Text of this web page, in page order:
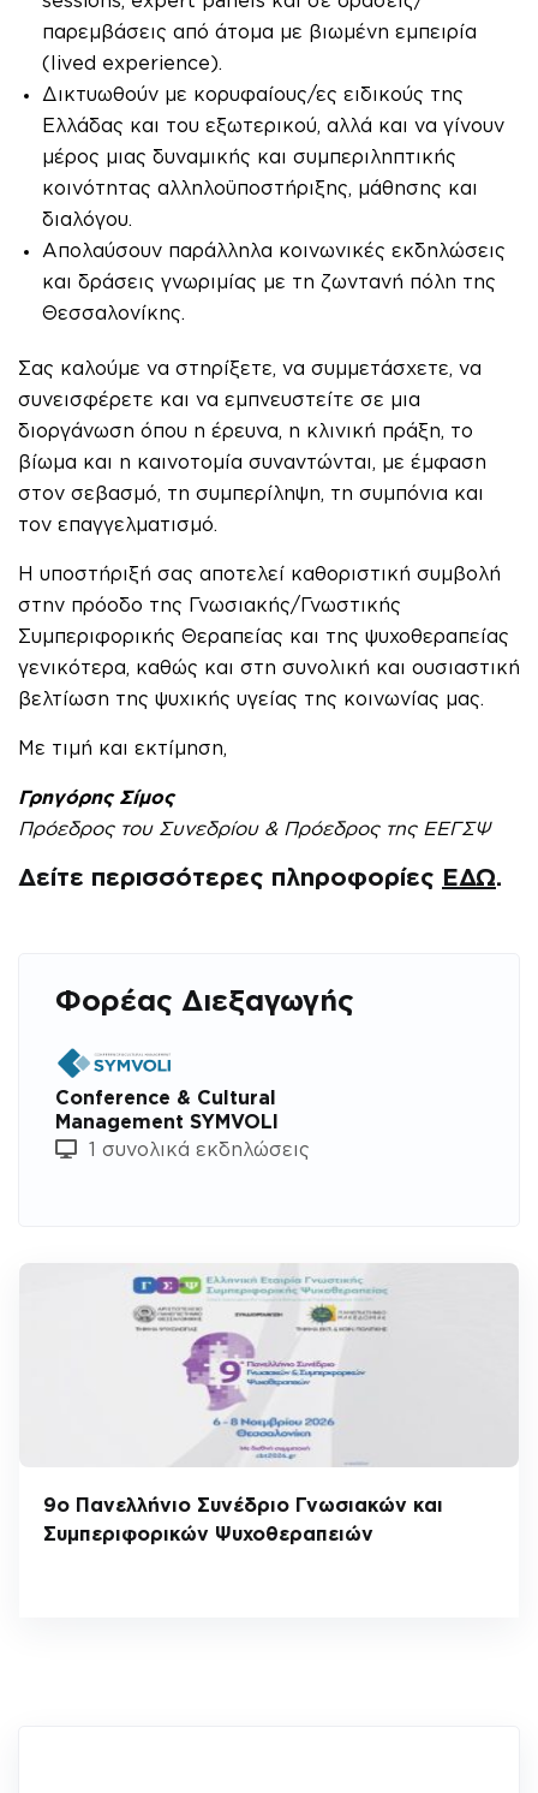
παρεμβάσεις από άτομα με βιωμένη εμπειρία
(lived experience).
Δικτυωθούν με κορυφαίους/ες ειδικούς της
Ελλάδας και του εξωτερικού, αλλά και να γίνουν
μέρος μιας δυναμικής και συμπεριληπτικής
κοινότητας αλληλοϋποστήριξης, μάθησης και
διαλόγου.
Απολαύσουν παράλληλα κοινωνικές εκδηλώσεις
και δράσεις γνωριμίας με τη ζωντανή πόλη της
Θεσσαλονίκης.
Σας καλούμε να στηρίξετε, να συμμετάσχετε, να
συνεισφέρετε και να εμπνευστείτε σε μια
διοργάνωση όπου η έρευνα, η κλινική πράξη, το
βίωμα και η καινοτομία συναντώνται, με έμφαση
στον σεβασμό, τη συμπερίληψη, τη συμπόνια και
τον επαγγελματισμό.
Η υποστήριξή σας αποτελεί καθοριστική συμβολή
στην πρόοδο της Γνωσιακής/Γνωστικής
Συμπεριφορικής Θεραπείας και της ψυχοθεραπείας
γενικότερα, καθώς και στη συνολική και ουσιαστική
βελτίωση της ψυχικής υγείας της κοινωνίας μας.
Με τιμή και εκτίμηση,
Γρηγόρης Σίμος
Πρόεδρος του Συνεδρίου & Πρόεδρος της ΕΕΓΣΨ
Δείτε περισσότερες πληροφορίες ΕΔΩ.
Φορέας Διεξαγωγής
Conference & Cultural
Management SYMVOLI
1 συνολικά εκδηλώσεις
9ο Πανελλήνιο Συνέδριο Γνωσιακών και
Συμπεριφορικών Ψυχοθεραπειών